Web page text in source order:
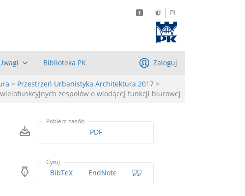
PL
Biblioteka PK Zaloguj
> Przestrzeń Urbanistyka Architektura 2017 >
zespołów o wiodącej funkcji biurowej
Pobierz zasób
PDF
Cytuj
BibTeX EndNote